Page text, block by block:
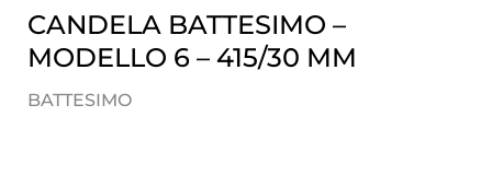
CANDELA BATTESIMO –
MODELLO 6 – 415/30 MM
BATTESIMO